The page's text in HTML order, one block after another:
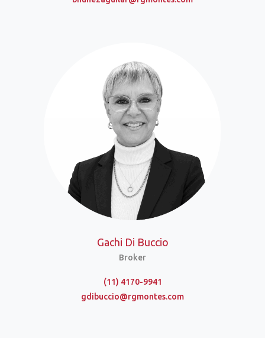
Gachi Di Buccio
Broker
(11) 4170-9941
gdibuccio@rgmontes.com